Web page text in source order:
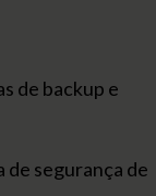
de backup e
segurança de